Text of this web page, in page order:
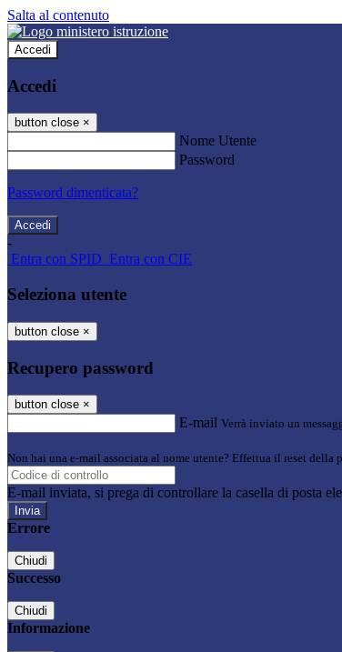
Salta al contenuto
Accedi
Accedi
button close ×
Nome Utente
Password
Password dimenticata?
-
Entra con SPID Entra con CIE
Seleziona utente
button close ×
Recupero password
button close ×
E-mail Verrà inviato un
Non hai una e-mail associata al nome utente? Effettua il reset della
E-mail inviata, si prega di controllare la casella di posta
Errore
Chiudi
Successo
Chiudi
Informazione